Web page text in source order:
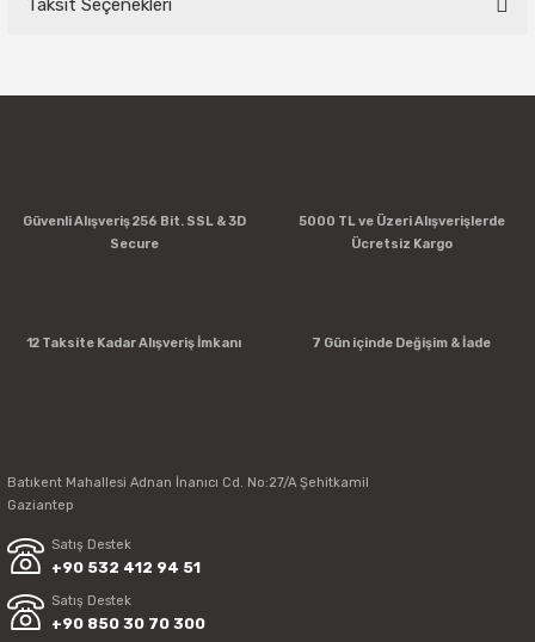
Yorum Yaz
Taksit Seçenekleri
Güvenli Alışveriş 256 Bit. SSL & 3D
Secure
5000 TL ve Üzeri Alışverişlerde
Ücretsiz Kargo
12 Taksite Kadar Alışveriş İmkanı 7 Gün içinde Değişim & İade
Batıkent Mahallesi Adnan İnanıcı Cd. No:27/A Şehitkamil
Gaziantep
Satış Destek
+90 532 412 94 51
Satış Destek
+90 850 30 70 300